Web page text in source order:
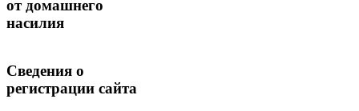
от домашнего
насилия
Сведения о
регистрации cайта